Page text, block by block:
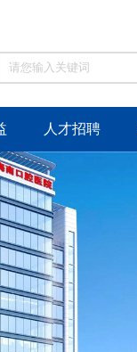
人才招聘